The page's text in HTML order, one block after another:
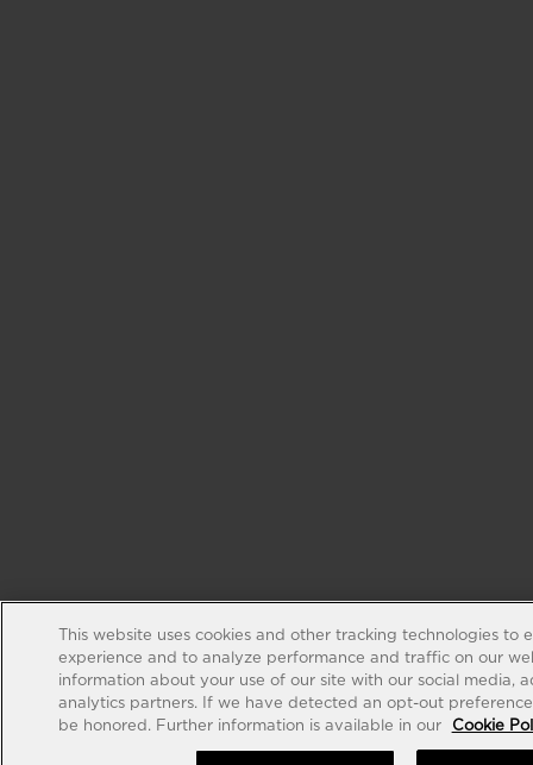
This website uses cookies and other tracking technologies to
experience and to analyze performance and traffic on our
information about your use of our site with our social media,
analytics partners. If we have detected an opt-out
be honored. Further information is available in our
Cookie